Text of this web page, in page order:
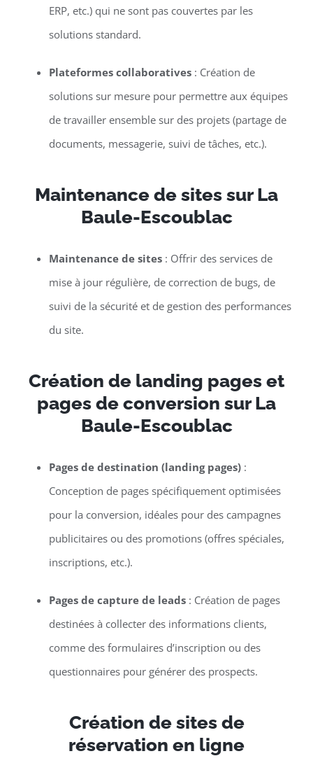
ERP, etc.) qui ne sont pas couvertes par les
solutions standard.
Plateformes collaboratives: Création de
solutions sur mesure pour permettre aux équipes
de travailler ensemble sur des projets (partage de
documents, messagerie, suivi de tâches, etc.).
Maintenance de sites sur La
Baule-Escoublac
Maintenance de sites: Offrir des services de
mise à jour régulière, de correction de bugs, de
suivi de la sécurité et de gestion des performances
du site.
Création de landing pages et
pages de conversion sur La
Baule-Escoublac
Pages de destination (landing pages):
Conception de pages spécifiquement optimisées
pour la conversion, idéales pour des campagnes
publicitaires ou des promotions (offres spéciales,
inscriptions, etc.).
Pages de capture de leads: Création de pages
destinées à collecter des informations clients,
comme des formulaires d’inscription ou des
questionnaires pour générer des prospects.
Création de sites de
réservation en ligne